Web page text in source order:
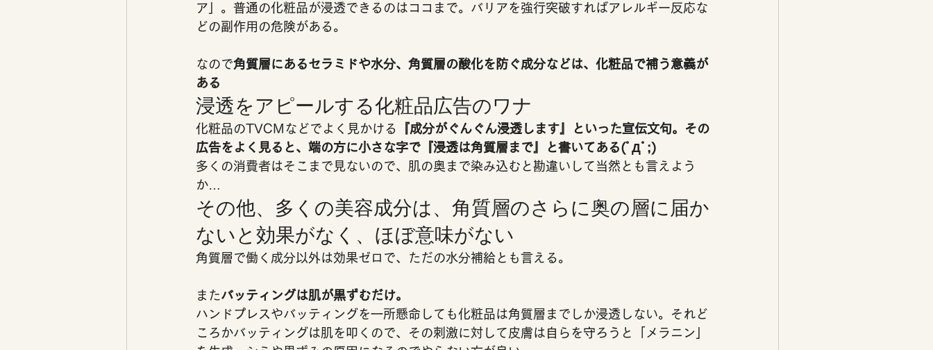
ア」。普通の化粧品が浸透できるのはココまで。バリアを強行突破すればアレルギー反応な
どの副作用の危険がある。
なので角質層にあるセラミドや水分、角質層の酸化を防ぐ成分などは、化粧品で補う意義が
ある
浸透をアピールする化粧品広告のワナ
化粧品のTVCMなどでよく見かける
『成分がぐんぐん浸透します』といった宣伝文句。その
広告をよく見ると、端の方に小さな字で『浸透は角質層まで』と書いてある(ﾟДﾟ;)
多くの消費者はそこまで見ないので、肌の奥まで染み込むと勘違いして当然とも言えよう
か…
その他、多くの美容成分は、角質層のさらに奥の層に届か
ないと効果がなく、ほぼ意味がない
角質層で働く成分以外は効果ゼロで、ただの水分補給とも言える。
またバッティングは肌が黒ずむだけ。
ハンドプレスやバッティングを一所懸命しても化粧品は角質層までしか浸透しない。それど
ころかバッティングは肌を叩くので、その刺激に対して皮膚は自らを守ろうと「メラニン」